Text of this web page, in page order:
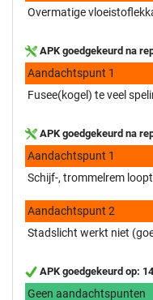
Overmatige
APK goedgekeurd na
Aandachtspunt 1
Fusee(kogel) te veel
APK goedgekeurd na
Aandachtspunt 1
Schijf-, trommelrem
Aandachtspunt 2
Stadslicht werkt niet
APK goedgekeurd op:
Geen aandachtspunten